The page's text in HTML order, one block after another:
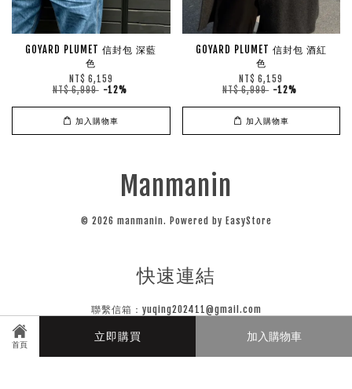
首頁
立即購買 加入購物車
GOYARD PLUMET 信封包 深藍
色
NT$ 6,159
NT$ 6,999 -12%
加入購物車
GOYARD PLUMET 信封包 酒紅
色
NT$ 6,159
NT$ 6,999 -12%
加入購物車
Manmanin
© 2026 manmanin. Powered by EasyStore
快速連結
聯繫信箱：yuqing202411@gmail.com
關注我們